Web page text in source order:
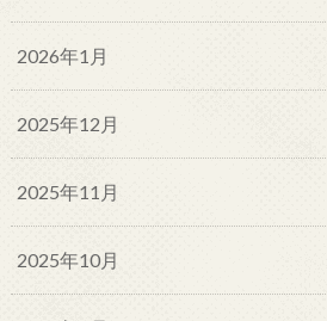
2026年1月
2025年12月
2025年11月
2025年10月